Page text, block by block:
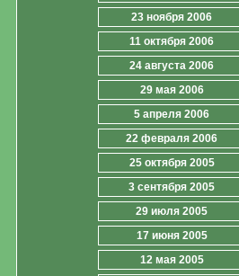
23 ноября 2006
11 октября 2006
24 августа 2006
29 мая 2006
5 апреля 2006
22 февраля 2006
25 октября 2005
3 сентября 2005
29 июля 2005
17 июня 2005
12 мая 2005